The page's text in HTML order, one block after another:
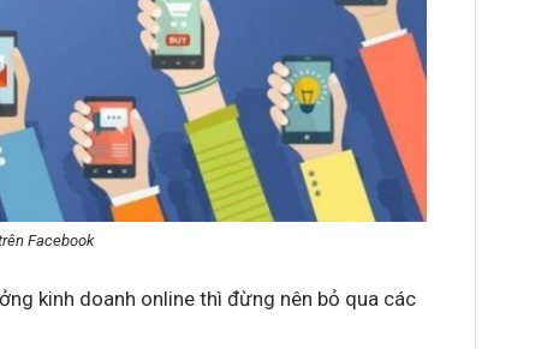
Facebook
kinh doanh online thì đừng nên bỏ qua các